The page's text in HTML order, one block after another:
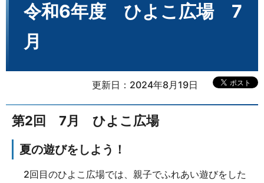
令和6年度 ひよこ広場 7
月
更新日：2024年8月19日
第2回 7月 ひよこ広場
夏の遊びをしよう！
2回目のひよこ広場では、親子でふれあい遊びをした